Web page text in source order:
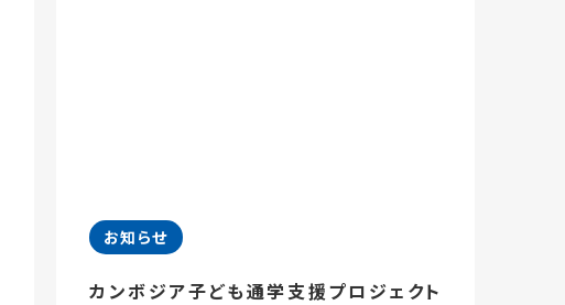
お知らせ
カンボジア子ども通学支援プロジェクト